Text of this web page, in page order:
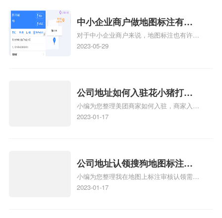
中小企业商户做地图标注有什
么好处
对于中小企业商户来说，地图标注也有许多
好处，包括：提高可见性和曝光率：通过在
位置，增加商户被发现的机会。方便客户导
航：地图标注可以帮助客户更容易地找到商
户的实际位置。特别是对于新客户或不熟悉
该地区的客户来说，地图标注可以提供明确
图标注服务中心面的存在。对于一些客户来
说，实体指路人地
2023-05-29
公司地址如何入驻花小猪打车
地图标记？指路人地图标注服
务中心铺如何入驻花小猪打车
小编为您整理美团商家如何入驻，商家入驻
教程、商家如何入驻地图、如何入驻地:、
2023-01-17
公司地址认领搜狗地图标注多
久审核？公司地址认领地图标
注多久审核？
小编为您整理我在地图上标注审核认领需要
多久、我在地图上标注审核认领需要多久
2023-01-17